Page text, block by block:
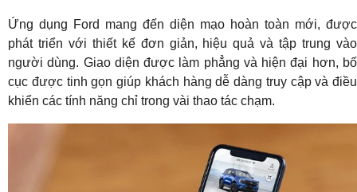
Ứng dụng Ford mang đến diện mạo hoàn toàn mới, được
phát triển với thiết kế đơn giản, hiệu quả và tập trung vào
người dùng. Giao diện được làm phẳng và hiện đại hơn, bố
cục được tinh gọn giúp khách hàng dễ dàng truy cập và điều
khiển các tính năng chỉ trong vài thao tác chạm.